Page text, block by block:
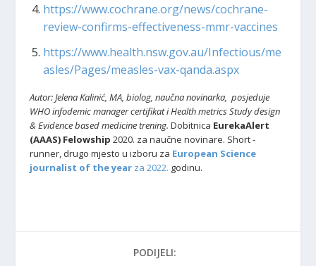
https://www.cochrane.org/news/cochrane-
review-confirms-effectiveness-mmr-vaccines
https://www.health.nsw.gov.au/Infectious/me
asles/Pages/measles-vax-qanda.aspx
Autor: Jelena Kalinić, MA, biolog, naučna novinarka, posjeduje
WHO infodemic manager certifikat i Health metrics Study design
& Evidence based medicine trening. Dobitnica EurekaAlert
(AAAS) Felowship 2020. za naučne novinare. Short -
runner, drugo mjesto u izboru za European Science
journalist of the year za 2022. godinu.
PODIJELI: